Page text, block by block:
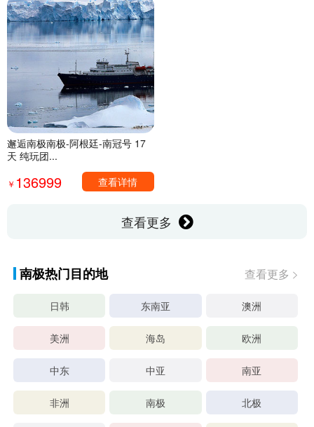
邂逅南极南极-阿根廷-南冠号 17
天 纯玩团...
￥ 136999 查看详情
查看更多
南极热门目的地 查看更多
日韩 东南亚 澳洲
美洲 海岛 欧洲
中东 中亚 南亚
非洲 南极 北极